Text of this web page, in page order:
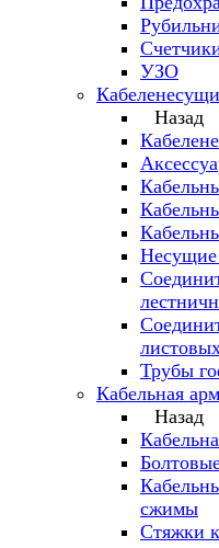
УЗО
Назад
Несущие
Трубы
Кабельная
Назад
сжимы
Стяжки